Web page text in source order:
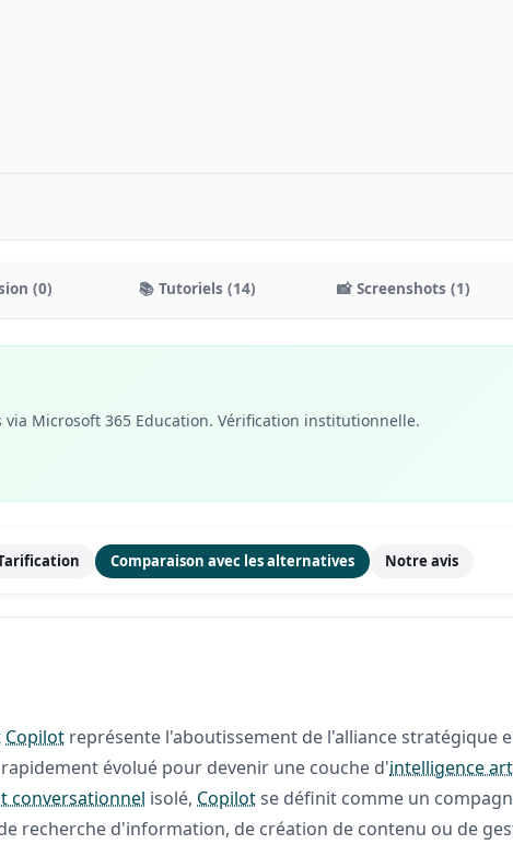
(0) 📚 Tutoriels (14) 📸 Screenshots (1)
Microsoft 365 Education. Vérification institutionnelle.
Comparaison avec les alternatives Notre avis
Copilot représente l'aboutissement de l'alliance stratégique
évolué pour devenir une couche d'intelligence
conversationnel isolé, Copilotse définit comme un
recherche d'information, de création de contenu ou de